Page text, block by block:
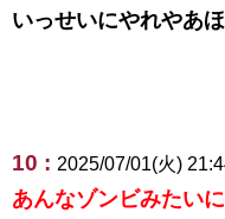
いっせいにやれやあほ
10 : 2025/07/01(火)
あんなゾンビみたい